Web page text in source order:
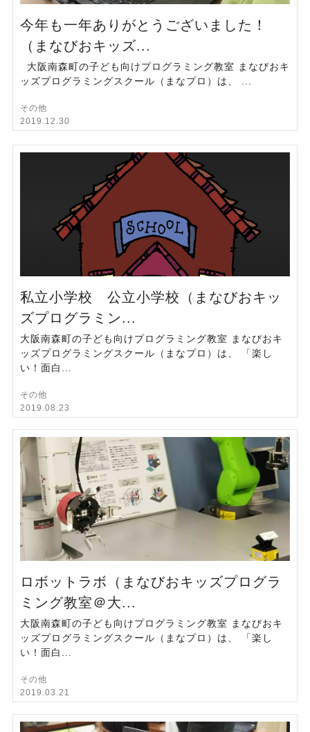
今年も一年ありがとうございました！
（まなびおキッズ...
大阪南森町の子ども向けプログラミング教室 まなびおキ
ッズプログラミングスクール（まなプロ）は、 ...
その他
2019.12.30
私立小学校 公立小学校（まなびおキッ
ズプログラミン...
大阪南森町の子ども向けプログラミング教室 まなびおキ
ッズプログラミングスクール（まなプロ）は、 「楽し
い！面白...
その他
2019.08.23
ロボットラボ（まなびおキッズプログラ
ミング教室＠大...
大阪南森町の子ども向けプログラミング教室 まなびおキ
ッズプログラミングスクール（まなプロ）は、 「楽し
い！面白...
その他
2019.03.21